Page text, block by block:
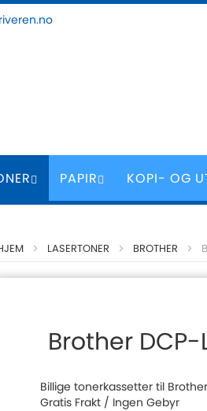
PAPIR KOPI- OG
LASERTONER BROTHER
Brother
Billige tonerkassetter til
Gratis Frakt / Ingen Gebyr